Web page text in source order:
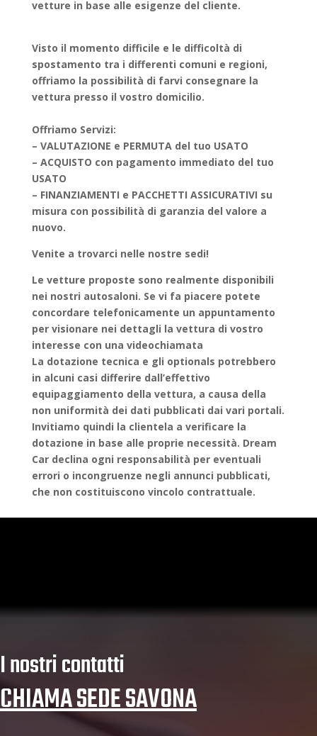
vetture in base alle esigenze del cliente.
Visto il momento difficile e le difficoltà di
spostamento tra i differenti comuni e regioni,
offriamo la possibilità di farvi consegnare la
vettura presso il vostro domicilio.
Offriamo Servizi:
– VALUTAZIONE e PERMUTA del tuo USATO
– ACQUISTO con pagamento immediato del tuo
USATO
– FINANZIAMENTI e PACCHETTI ASSICURATIVI su
misura con possibilità di garanzia del valore a
nuovo.
Venite a trovarci nelle nostre sedi!
Le vetture proposte sono realmente disponibili
nei nostri autosaloni. Se vi fa piacere potete
concordare telefonicamente un appuntamento
per visionare nei dettagli la vettura di vostro
interesse con una videochiamata
La dotazione tecnica e gli optionals potrebbero
in alcuni casi differire dall’effettivo
equipaggiamento della vettura, a causa della
non uniformità dei dati pubblicati dai vari portali.
Invitiamo quindi la clientela a verificare la
dotazione in base alle proprie necessità. Dream
Car declina ogni responsabilità per eventuali
errori o incongruenze negli annunci pubblicati,
che non costituiscono vincolo contrattuale.
I nostri contatti
CHIAMA SEDE SAVONA